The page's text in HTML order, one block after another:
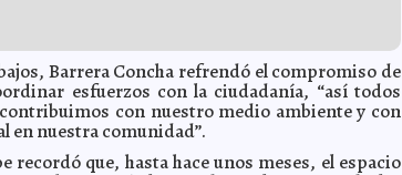
Barrera Concha refrendó el compromiso de
esfuerzos con la ciudadanía, “así todos
con nuestro medio ambiente y con
en nuestra comunidad”.
recordó que, hasta hace unos meses, el espacio